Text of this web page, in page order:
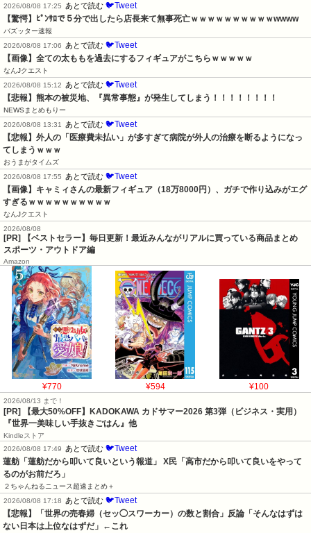
2026/08/08 17:25 あとで読む 🐦Tweet
【驚愕】ﾋﾟﾝｻﾛで５分で出したら店長来て無事死亡ｗｗｗｗｗｗｗｗｗｗwwww
バズッター速報
2026/08/08 17:06 あとで読む 🐦Tweet
【画像】全ての太ももを過去にするフィギュアがこちらｗｗｗｗｗ
なんJクエスト
2026/08/08 15:12 あとで読む 🐦Tweet
【悲報】熊本の被災地、『異常事態』が発生してしまう！！！！！！！！
NEWSまとめもりー
2026/08/08 13:31 あとで読む 🐦Tweet
【悲報】外人の「医療費未払い」が多すぎて病院が外人の治療を断るようになっ
てしまうｗｗｗ
おうまがタイムズ
2026/08/08 17:55 あとで読む 🐦Tweet
【画像】キャミィさんの最新フィギュア（18万8000円）、ガチで作り込みがエグ
すぎるｗｗｗｗｗｗｗｗｗｗ
なんJクエスト
2026/08/08
[PR] 【ベストセラー】毎日更新！最近みんながリアルに買っている商品まとめ
スポーツ・アウトドア編
Amazon
¥770 ¥594 ¥100
2026/08/13 まで！
[PR]
【最大50%OFF】KADOKAWA カドサマー2026 第3弾（ビジネス・実用）
『世界一美味しい手抜きごはん』他
Kindleストア
2026/08/08 17:49
あとで読む 🐦Tweet
蓮舫「蓮舫だから叩いて良いという報道」 X民「高市だから叩いて良いをやって
るのがお前だろ」
２ちゃんねるニュース超速まとめ＋
2026/08/08 17:18
あとで読む 🐦Tweet
【悲報】「世界の売春婦（セッ◯スワーカー）の数と割合」反論「そんなはずは
ない日本は上位なはずだ」←これ